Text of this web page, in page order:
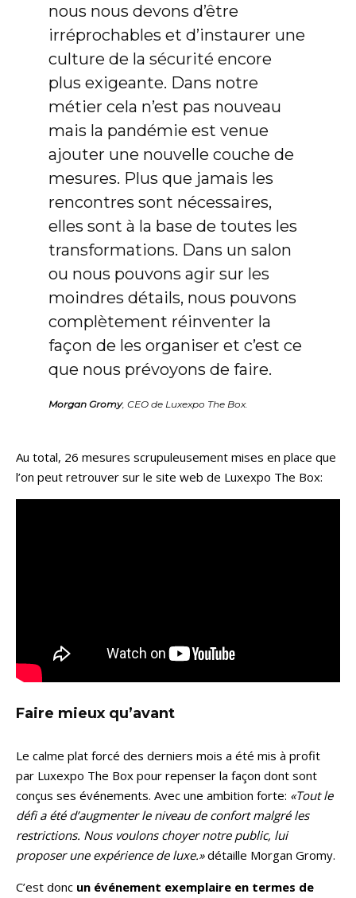
nous nous devons d’être
irréprochables et d’instaurer une
culture de la sécurité encore
plus exigeante. Dans notre
métier cela n’est pas nouveau
mais la pandémie est venue
ajouter une nouvelle couche de
mesures. Plus que jamais les
rencontres sont nécessaires,
elles sont à la base de toutes les
transformations. Dans un salon
ou nous pouvons agir sur les
moindres détails, nous pouvons
complètement réinventer la
façon de les organiser et c’est ce
que nous prévoyons de faire.
Morgan Gromy, CEO de Luxexpo The Box.
Au total, 26 mesures scrupuleusement mises en place que
l’on peut retrouver sur le site web de Luxexpo The Box:
Faire mieux qu’avant
Le calme plat forcé des derniers mois a été mis à profit
par Luxexpo The Box pour repenser la façon dont sont
conçus ses événements. Avec une ambition forte: «Tout le
défi a été d’augmenter le niveau de confort malgré les
restrictions. Nous voulons choyer notre public, lui
proposer une expérience de luxe.»détaille Morgan Gromy.
C’est donc un événement exemplaire en termes de